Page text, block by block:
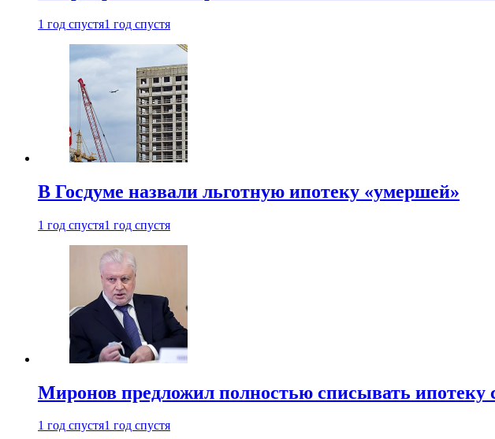
1 год спустя1 год спустя
В Госдуме назвали льготную ипотеку «умершей»
1 год спустя1 год спустя
Миронов предложил полностью списывать ипотеку
1 год спустя1 год спустя